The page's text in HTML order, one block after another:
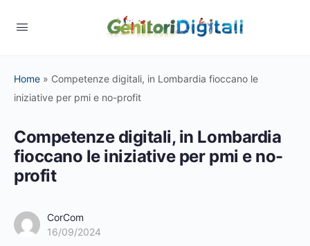
Home » Competenze digitali, in Lombardia fioccano le
iniziative per pmi e no-profit
Competenze digitali, in Lombardia
fioccano le iniziative per pmi e no-
profit
CorCom
16/09/2024